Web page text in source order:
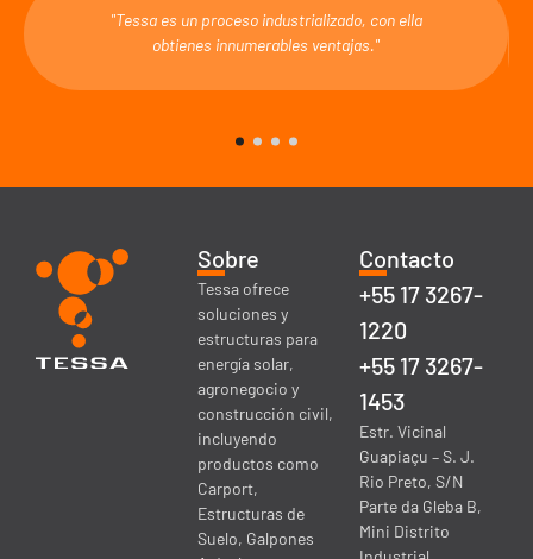
"Tessa es un proceso industrializado, con ella
obtienes innumerables ventajas."
Sobre
Tessa ofrece
soluciones y
estructuras para
energía solar,
agronegocio y
construcción civil,
incluyendo
productos como
Carport,
Estructuras de
Suelo, Galpones
Contacto
+55 17 3267-
1220
+55 17 3267-
1453
Estr. Vicinal
Guapiaçu – S. J.
Rio Preto, S/N
Parte da Gleba B,
Mini Distrito